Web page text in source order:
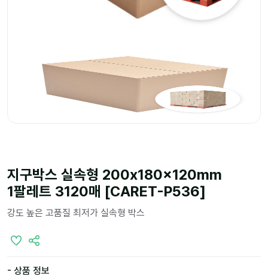
지구박스 실속형 200x180x120mm
1팔레트 3120매 [CARET-P536]
강도 높은 고품질 최저가 실속형 박스
- 상품 정보